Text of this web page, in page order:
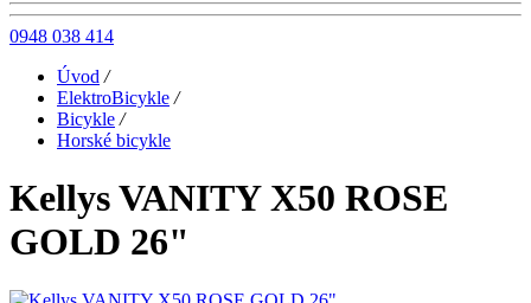
0948 038 414
Úvod /
ElektroBicykle /
Bicykle /
Horské bicykle
Kellys VANITY X50 ROSE
GOLD 26"